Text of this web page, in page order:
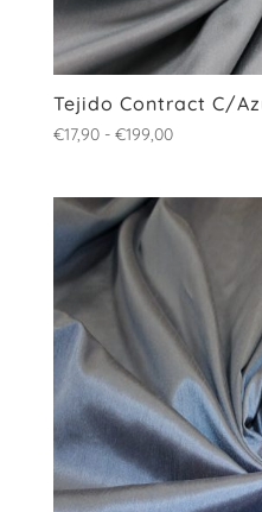
Tejido Contract C/
€17,90 - €199,00Rango
desde
€17,90
hasta
€199,00